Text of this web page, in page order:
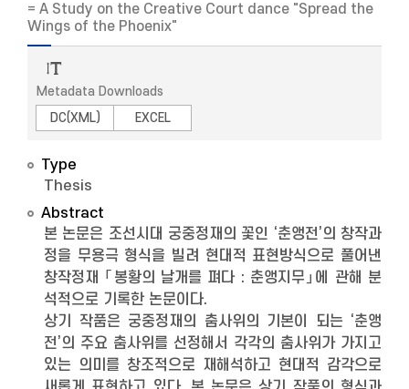
= A Study on the Creative Court dance "Spread the
Wings of the Phoenix"
Metadata Downloads
DC(XML)
EXCEL
Type
Thesis
Abstract
본 논문은 조선시대 궁중정재의 꽃인 ‘춘앵전’의 창작과
정을 무용극 형식을 빌려 현대적 표현방식으로 풀어낸
창작정재 「봉황의 날개를 펴다 : 춘앵지무」에 관해 분
석적으로 기록한 논문이다.
상기 작품은 궁중정재의 춤사위의 기본이 되는 ‘춘앵
전’의 주요 춤사위를 선정해서 각각의 춤사위가 가지고
있는 의미를 창조적으로 재해석하고 현대적 감각으로